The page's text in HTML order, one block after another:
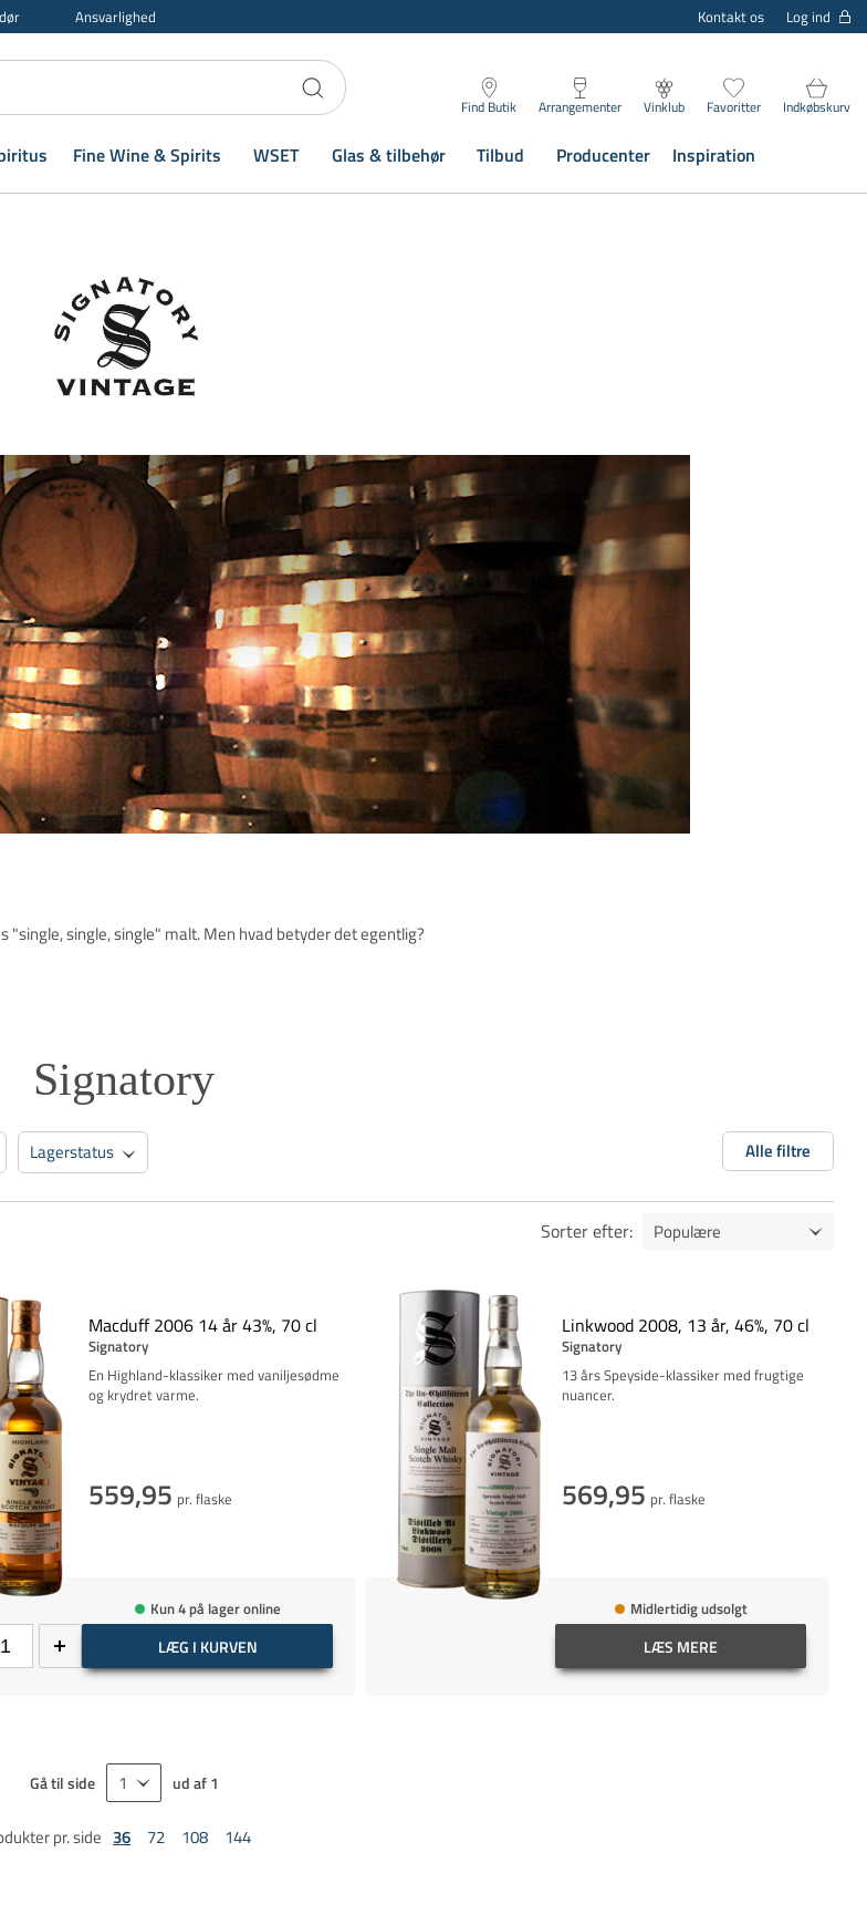
Ansvarlighed Kontakt os Log ind
Find Butik Arrangementer Vinklub Favoritter Indkøbskurv
Fine Wine & Spirits WSET Glas & tilbehør Tilbud Producenter Inspiration
single, single" malt. Men hvad betyder det egentlig?
Signatory
Lagerstatus Alle filtre
Sorter efter:
Macduff 2006 14 år 43%, 70 cl
Signatory
En Highland-klassiker med vaniljesødme
og krydret varme.
559,95 pr. flaske
Kun 4 på lager online
LÆG I KURVEN
Linkwood 2008, 13 år, 46%, 70 cl
Signatory
13 års Speyside-klassiker med frugtige
nuancer.
569,95 pr. flaske
Midlertidig udsolgt
LÆS MERE
Gå til side ud af 1
pr. side 36 72 108 144